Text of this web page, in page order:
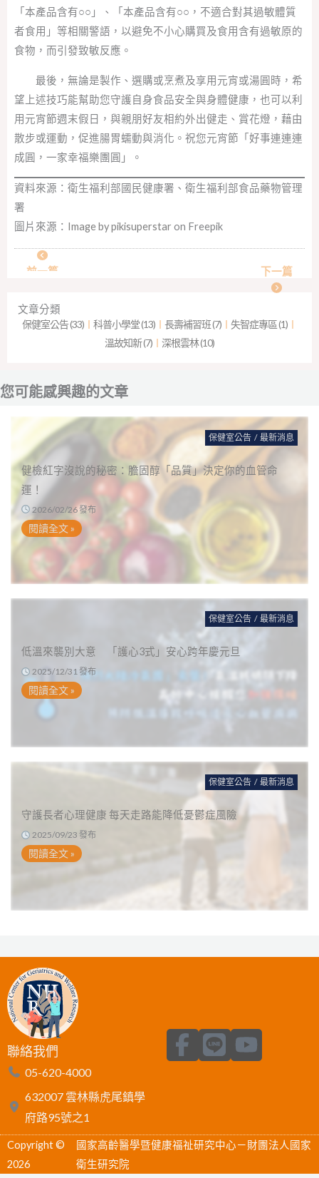
「本產品含有○○」、「本產品含有○○，不適合對其過敏體質
者食用」等相關警語，以避免不小心購買及食用含有過敏原的
食物，而引發致敏反應。
最後，無論是製作、選購或烹煮及享用元宵或湯圓時，希
望上述技巧能幫助您守護自身食品安全與身體健康，也可以利
用元宵節週末假日，與親朋好友相約外出健走、賞花燈，藉由
散步或運動，促進腸胃蠕動與消化。祝您元宵節「好事連連連
成圓，一家幸福樂團圓」。
資料來源：衛生福利部國民健康署、衛生福利部食品藥物管理
署
圖片來源： Image by pikisuperstar on Freepik
前一篇 下一篇
文章分類
保健室公告 (33) ︱ 科普小學堂 (13) ︱ 長壽補習班 (7) ︱ 失智症專區 (1) ︱
溫故知新 (7) ︱ 深根雲林 (10)
您可能感興趣的文章
保健室公告 / 最新消息
健檢紅字沒說的秘密：膽固醇「品質」決定你的血管命
運！
2026/02/26 發布
閱讀全文 »
保健室公告 / 最新消息
低溫來襲別大意 「護心3式」安心跨年慶元旦
2025/12/31 發布
閱讀全文 »
保健室公告 / 最新消息
守護長者心理健康 每天走路能降低憂鬱症風險
2025/09/23 發布
閱讀全文 »
聯絡我們
05-620-4000
632007 雲林縣虎尾鎮學
府路95號之1
F
a
b
o
L
i
Y
o
u
b
Copyright ©
2026
國家高齡醫學暨健康福祉研究中心－財團法人國家
衛生研究院